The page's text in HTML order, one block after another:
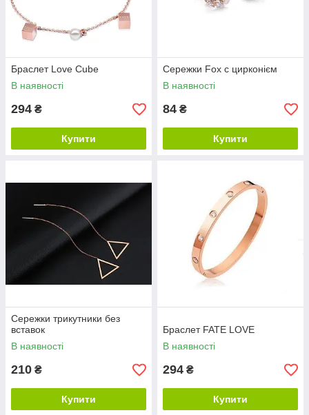
Браслет Love Cube
В наявності
294 ₴
Купити
Сережки Fox c цирконієм
В наявності
84 ₴
Купити
Сережки трикутники без
вставок
В наявності
210 ₴
Купити
Браслет FATE LOVE
В наявності
294 ₴
Купити